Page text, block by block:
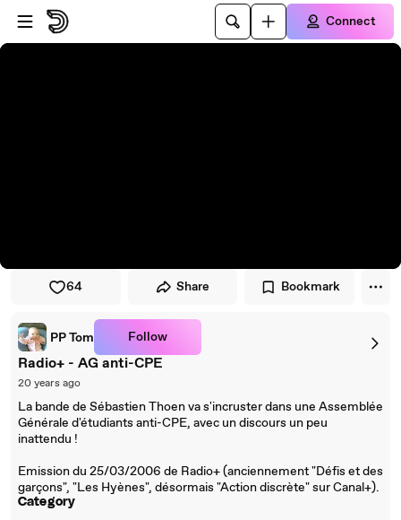
Skip to player
Skip to main content
Connect
64 Share Bookmark
PP Tom Follow
Radio+ - AG anti-CPE
20 years ago
La bande de Sébastien Thoen va s'incruster dans une Assemblée
Générale d'étudiants anti-CPE, avec un discours un peu
inattendu !
Emission du 25/03/2006 de Radio+ (anciennement "Défis et des
garçons", "Les Hyènes", désormais "Action discrète" sur Canal+).
Category